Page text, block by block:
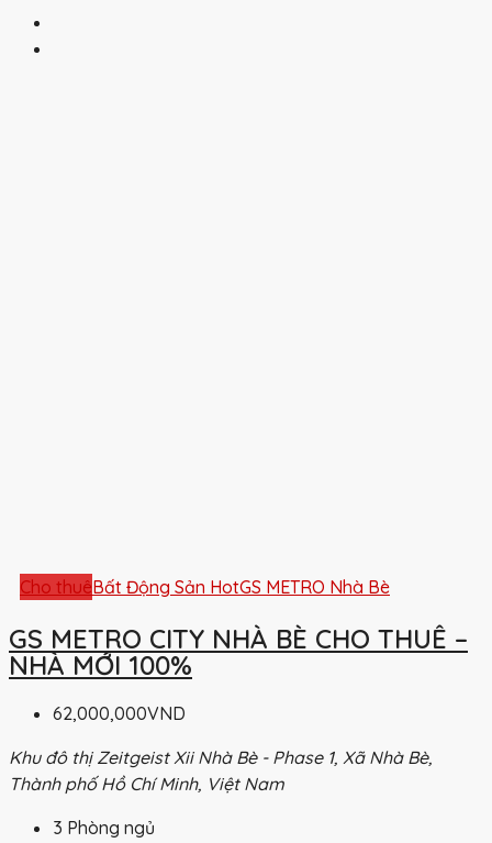
Cho thuêBất Động Sản HotGS METRO Nhà Bè
GS METRO CITY NHÀ BÈ CHO THUÊ –
NHÀ MỚI 100%
62,000,000VND
Khu đô thị Zeitgeist Xii Nhà Bè - Phase 1, Xã Nhà Bè,
Thành phố Hồ Chí Minh, Việt Nam
3 Phòng ngủ